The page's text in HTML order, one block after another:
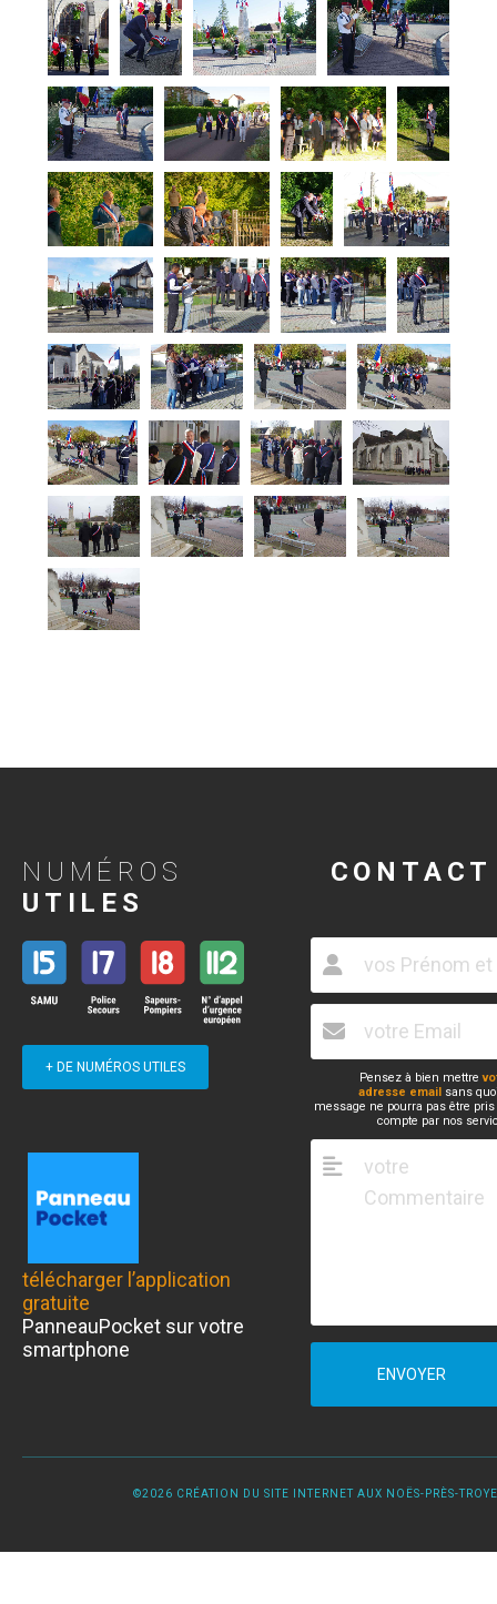
NUMÉROS
UTILES
+ DE NUMÉROS UTILES
télécharger l’application
gratuite
PanneauPocket sur votre
smartphone
CONTACT
Pensez à bien mettre
adresse email sans
message ne pourra pas être
compte par nos
ENVOYER
©2026 CRÉATION DU SITE INTERNET AUX NOËS-PRÈS-